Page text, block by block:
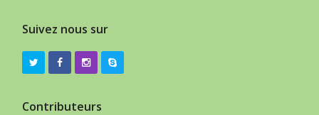
Suivez nous sur
Contributeurs